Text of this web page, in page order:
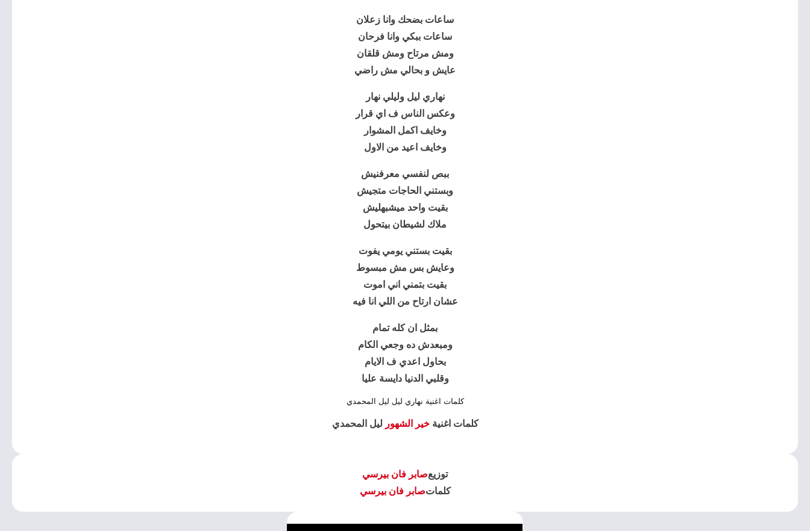
ساعات بضحك وانا زعلان
ساعات ببكي وانا فرحان
ومش مرتاح ومش قلقان
عايش و بحالي مش راضي
نهاري ليل وليلي نهار
وعكس الناس ف اي قرار
وخايف اكمل المشوار
وخايف اعيد من الاول
ببص لنفسي معرفنيش
وبستني الحاجات متجيش
بقيت واحد ميشبهليش
ملاك لشيطان بيتحول
بقيت بستني يومي يفوت
وعايش بس مش مبسوط
بقيت بتمني اني اموت
عشان ارتاح من اللي انا فيه
بمثل ان كله تمام
ومبعدش ده وجعي الكام
بحاول اعدي ف الايام
وقلبي الدنيا دايسة عليا
كلمات اغنية نهاري ليل ليل المحمدي
كلمات اغنيةخير الشهور ليل المحمدي
توزيعصابر فان بيرسي
كلماتصابر فان بيرسي